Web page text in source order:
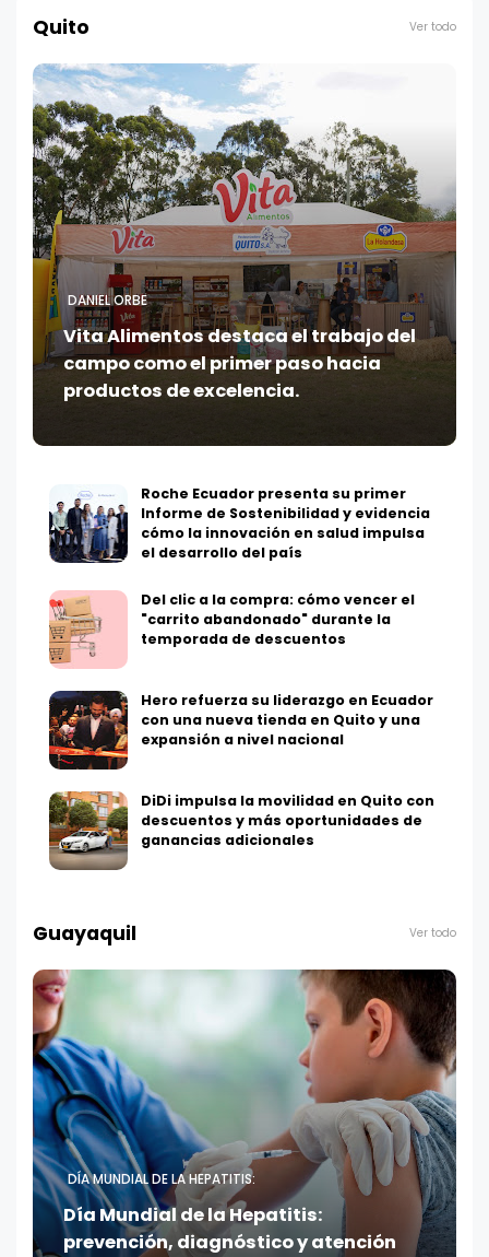
Quito Ver todo
DANIEL ORBE
Vita Alimentos destaca el trabajo del
campo como el primer paso hacia
productos de excelencia.
Roche Ecuador presenta su primer
Informe de Sostenibilidad y evidencia
cómo la innovación en salud impulsa
el desarrollo del país
Del clic a la compra: cómo vencer el
"carrito abandonado" durante la
temporada de descuentos
Hero refuerza su liderazgo en Ecuador
con una nueva tienda en Quito y una
expansión a nivel nacional
DiDi impulsa la movilidad en Quito con
descuentos y más oportunidades de
ganancias adicionales
Guayaquil Ver todo
DÍA MUNDIAL DE LA HEPATITIS:
Día Mundial de la Hepatitis:
prevención, diagnóstico y atención